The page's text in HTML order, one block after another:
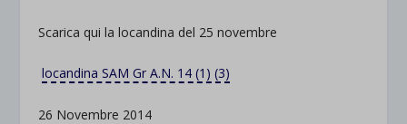
Scarica qui la locandina del 25 novembre
locandina SAM Gr A.N. 14 (1) (3)
26 Novembre 2014